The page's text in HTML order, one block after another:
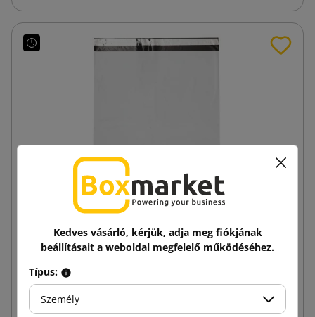
Kedves vásárló, kérjük, adja meg fiókjának
beállításait a weboldal megfelelő működéséhez.
Típus:
Személy